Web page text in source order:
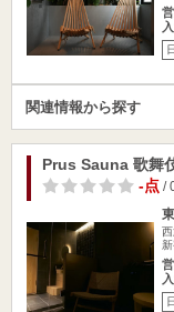
関連情報から探す
Prus Sauna 歌舞
-点 /